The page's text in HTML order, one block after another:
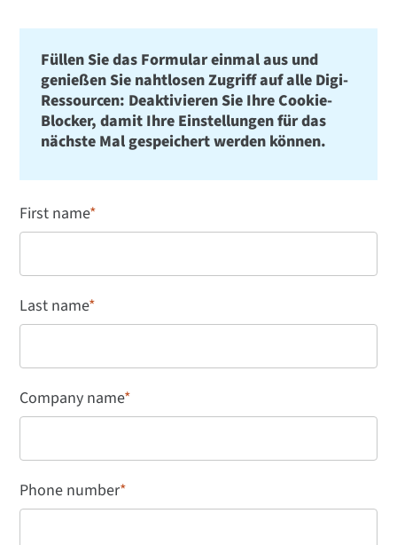
Füllen Sie das Formular einmal aus und
genießen Sie nahtlosen Zugriff auf alle Digi-
Ressourcen: Deaktivieren Sie Ihre Cookie-
Blocker, damit Ihre Einstellungen für das
nächste Mal gespeichert werden können.
First name*
Last name*
Company name*
Phone number*